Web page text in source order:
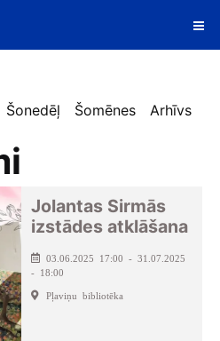
Šonedēļ Šomēnes Arhīvs
Jolantas Sirmās
izstādes atklāšana
03.06.2025 17:00 - 31.07.2025
- 18:00
Pļaviņu bibliotēka